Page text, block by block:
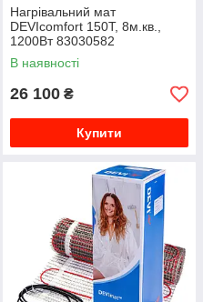
Нагрівальний мат
DEVIcomfort 150T, 8м.кв.,
1200Вт 83030582
В наявності
26 100 ₴
Купити